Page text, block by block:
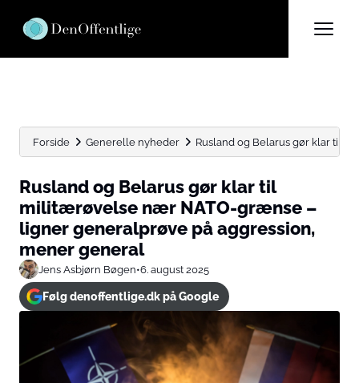
Forside Generelle nyheder Rusland og Belarus gør klar til
Rusland og Belarus gør klar til
militærøvelse nær NATO-grænse –
ligner generalprøve på aggression,
mener general
Jens Asbjørn Bøgen•6. august 2025
Følg denoffentlige.dk på Google